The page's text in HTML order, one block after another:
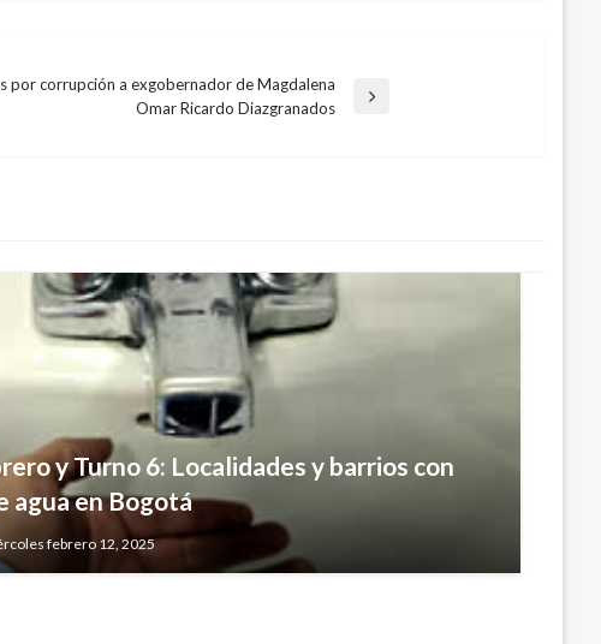
por corrupción a exgobernador de Magdalena
Omar Ricardo Diazgranados
y Turno 6: Localidades y barrios con
agua en Bogotá
febrero 12, 2025
a la legalización del barrio Villa Aurora
octubre 30, 2016